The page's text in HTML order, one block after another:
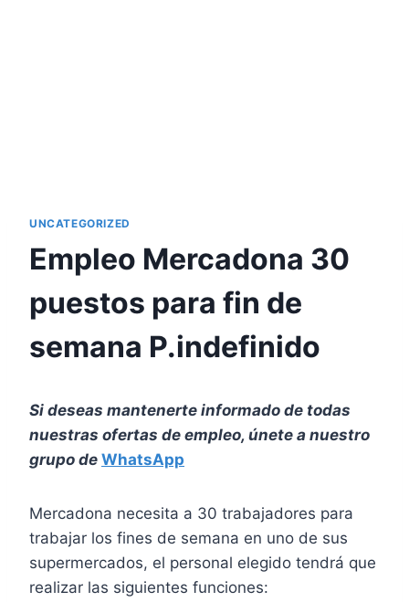
UNCATEGORIZED
Empleo Mercadona 30
puestos para fin de
semana P.indefinido
Si deseas mantenerte informado de todas
nuestras ofertas de empleo, únete a nuestro
grupo de WhatsApp
Mercadona necesita a 30 trabajadores para
trabajar los fines de semana en uno de sus
supermercados, el personal elegido tendrá que
realizar las siguientes funciones: